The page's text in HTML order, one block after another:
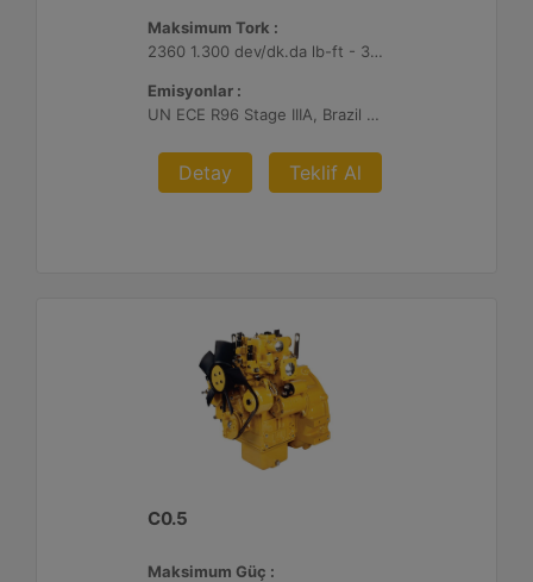
Maksimum Tork :
2360 1.300 dev/dk.da lb-ft - 3200 1.300 dev/dk.da Nm
Emisyonlar :
UN ECE R96 Stage IIIA, Brazil Mar-1, Yönetmelik Bulunmayan Bölge
Detay Teklif Al
C0.5
Maksimum Güç :